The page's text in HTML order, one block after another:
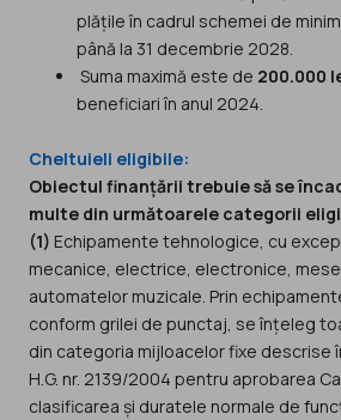
plățile în cadrul schemei de
până la 31 decembrie 2028.
Suma maximă este de 200.000
beneficiari în anul 2024.
Cheltuieli eligibile:
Obiectul finanțării trebuie să se
multe din următoarele categorii
(1) Echipamente tehnologice, cu
mecanice, electrice, electronice,
automatelor muzicale. Prin
conform grilei de punctaj, se înțeleg
din categoria mijloacelor fixe descrise
H.G. nr. 2139/2004 pentru aprobarea
clasificarea și duratele normale de